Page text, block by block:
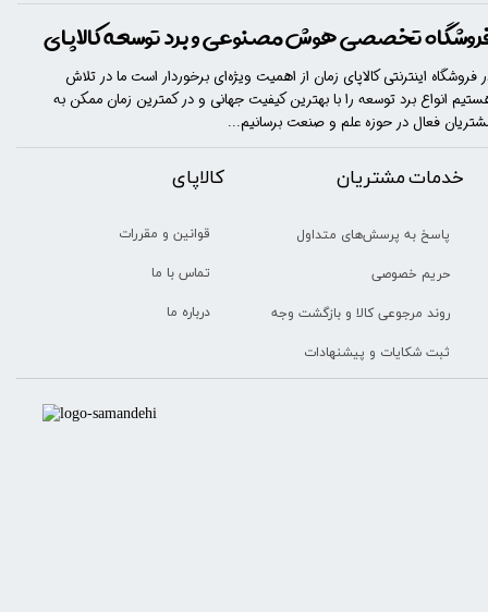
خدمات مشتریان
پاسخ به پرسش‌های متداول
حریم خصوصی
روند مرجوعی کالا و بازگشت وجه
ثبت شکایات و پیشنهادات
​​کالاپای
قوانین و مقررات
تماس با ما
درباره ما
تخصصی هوش مصنوعی و برد توسعه کالاپای
فروشگاه اینترنتی کالاپای زمان از اهمیت ویژه‌ای برخوردار است ما در تلاش
انواع برد توسعه را با​​​ بهترین کیفیت جهانی و در کمترین زمان ممکن به
فعال در حوزه علم و صنعت برسانیم...